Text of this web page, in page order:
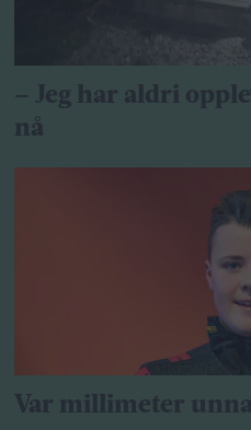
– Jeg har aldri
nå
Var millimeter